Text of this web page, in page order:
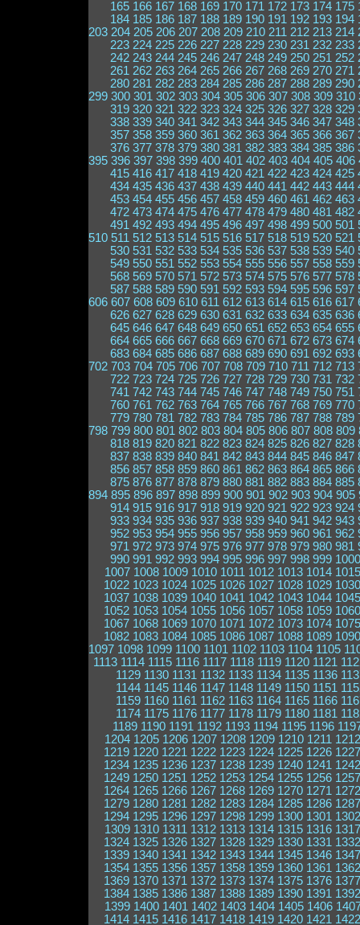
165 166 167 168 169 170 171 172 173 174 175
184 185 186 187 188 189 190 191 192 193 194
203 204 205 206 207 208 209 210 211 212 213 214
223 224 225 226 227 228 229 230 231 232 233
242 243 244 245 246 247 248 249 250 251 252
261 262 263 264 265 266 267 268 269 270 271
280 281 282 283 284 285 286 287 288 289 290
299 300 301 302 303 304 305 306 307 308 309 310
319 320 321 322 323 324 325 326 327 328 329
338 339 340 341 342 343 344 345 346 347 348
357 358 359 360 361 362 363 364 365 366 367
376 377 378 379 380 381 382 383 384 385 386
395 396 397 398 399 400 401 402 403 404 405 406
415 416 417 418 419 420 421 422 423 424 425
434 435 436 437 438 439 440 441 442 443 444
453 454 455 456 457 458 459 460 461 462 463
472 473 474 475 476 477 478 479 480 481 482
491 492 493 494 495 496 497 498 499 500 501
510 511 512 513 514 515 516 517 518 519 520 521
530 531 532 533 534 535 536 537 538 539 540
549 550 551 552 553 554 555 556 557 558 559
568 569 570 571 572 573 574 575 576 577 578
587 588 589 590 591 592 593 594 595 596 597
606 607 608 609 610 611 612 613 614 615 616 617
626 627 628 629 630 631 632 633 634 635 636
645 646 647 648 649 650 651 652 653 654 655
664 665 666 667 668 669 670 671 672 673 674
683 684 685 686 687 688 689 690 691 692 693
702 703 704 705 706 707 708 709 710 711 712 713
722 723 724 725 726 727 728 729 730 731 732
741 742 743 744 745 746 747 748 749 750 751
760 761 762 763 764 765 766 767 768 769 770
779 780 781 782 783 784 785 786 787 788 789
798 799 800 801 802 803 804 805 806 807 808 809
818 819 820 821 822 823 824 825 826 827 828
837 838 839 840 841 842 843 844 845 846 847
856 857 858 859 860 861 862 863 864 865 866
875 876 877 878 879 880 881 882 883 884 885
894 895 896 897 898 899 900 901 902 903 904 905
914 915 916 917 918 919 920 921 922 923 924
933 934 935 936 937 938 939 940 941 942 943
952 953 954 955 956 957 958 959 960 961 962
971 972 973 974 975 976 977 978 979 980 981
990 991 992 993 994 995 996 997 998 999 1000
1007 1008 1009 1010 1011 1012 1013 1014 1015
1022 1023 1024 1025 1026 1027 1028 1029 1030
1037 1038 1039 1040 1041 1042 1043 1044 1045
1052 1053 1054 1055 1056 1057 1058 1059 1060
1067 1068 1069 1070 1071 1072 1073 1074 1075
1082 1083 1084 1085 1086 1087 1088 1089 1090
1097 1098 1099 1100 1101 1102 1103 1104 1105
1113 1114 1115 1116 1117 1118 1119 1120 1121
1129 1130 1131 1132 1133 1134 1135 1136
1144 1145 1146 1147 1148 1149 1150 1151
1159 1160 1161 1162 1163 1164 1165 1166
1174 1175 1176 1177 1178 1179 1180 1181
1189 1190 1191 1192 1193 1194 1195 1196
1204 1205 1206 1207 1208 1209 1210 1211 1212
1219 1220 1221 1222 1223 1224 1225 1226 1227
1234 1235 1236 1237 1238 1239 1240 1241 1242
1249 1250 1251 1252 1253 1254 1255 1256 1257
1264 1265 1266 1267 1268 1269 1270 1271 1272
1279 1280 1281 1282 1283 1284 1285 1286 1287
1294 1295 1296 1297 1298 1299 1300 1301 1302
1309 1310 1311 1312 1313 1314 1315 1316 1317
1324 1325 1326 1327 1328 1329 1330 1331 1332
1339 1340 1341 1342 1343 1344 1345 1346 1347
1354 1355 1356 1357 1358 1359 1360 1361 1362
1369 1370 1371 1372 1373 1374 1375 1376 1377
1384 1385 1386 1387 1388 1389 1390 1391 1392
1399 1400 1401 1402 1403 1404 1405 1406
1414 1415 1416 1417 1418 1419 1420 1421 1422